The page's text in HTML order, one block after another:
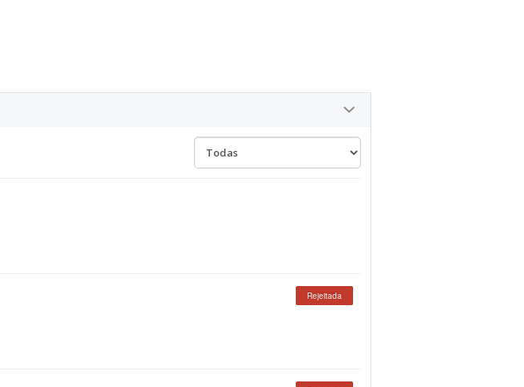
Rejeitada